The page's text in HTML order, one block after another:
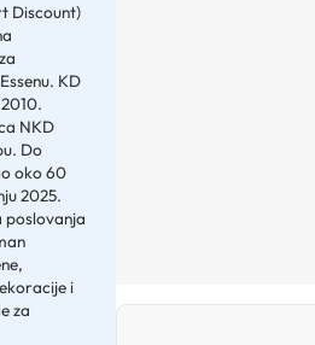
Discount)
KD
NKD
Do
oko 60
2025.
poslovanja
i
za